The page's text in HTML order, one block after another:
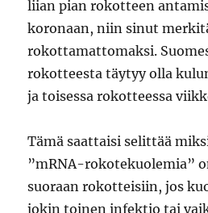
liian pian rokotteen
koronaan, niin sinut
rokottamattomaksi.
rokotteesta täytyy olla
ja toisessa rokotteessa
Tämä saattaisi selittää
”mRNA-rokotekuolemia”
suoraan rokotteisiin, jos
jokin toinen infektio tai